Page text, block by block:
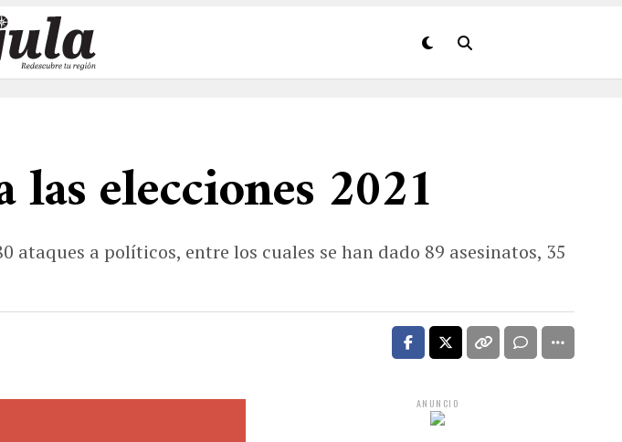
elecciones 2021
ataques a políticos, entre los cuales se han dado 89 asesinatos, 35
ANUNCIO